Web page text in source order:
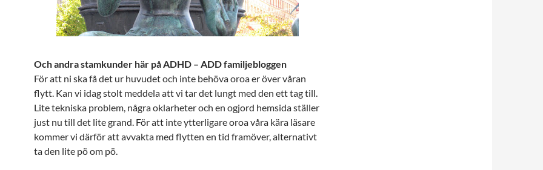
Och andra stamkunder här på ADHD – ADD familjebloggen
För att ni ska få det ur huvudet och inte behöva oroa er över våran
flytt. Kan vi idag stolt meddela att vi tar det lungt med den ett tag till.
Lite tekniska problem, några oklarheter och en ogjord hemsida ställer
just nu till det lite grand. För att inte ytterligare oroa våra kära läsare
kommer vi därför att avvakta med flytten en tid framöver, alternativt
ta den lite pö om pö.